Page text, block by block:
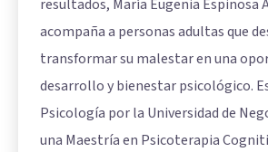
resultados, María Eugenia Espinosa
acompaña a personas adultas que
transformar su malestar en una
desarrollo y bienestar psicológico.
Psicología por la Universidad de
una Maestría en Psicoterapia